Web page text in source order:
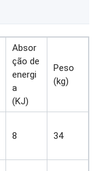
plasticidade, cuja
e menor força de
Absor
ção de
energi
a
(KJ)
Peso
(kg)
8 34